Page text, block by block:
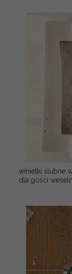
winietki ślubne
dla gości